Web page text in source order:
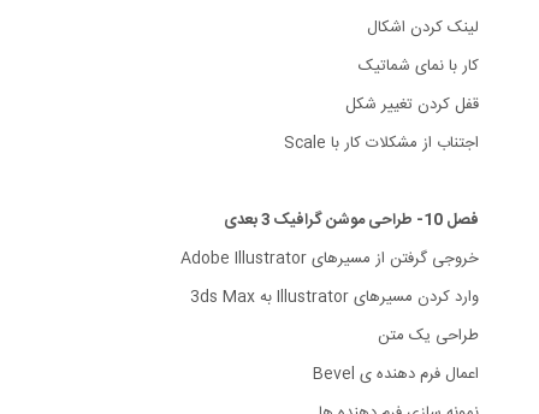
لینک کردن اشکال
کار با نمای شماتیک
قفل کردن تغییر شکل
اجتناب از مشکلات کار با Scale
فصل 10- طراحی موشن گرافیک 3 بعدی
خروجی گرفتن از مسیرهای Adobe Illustrator
وارد کردن مسیرهای Illustrator به 3ds Max
طراحی یک متن
اعمال فرم دهنده ی Bevel